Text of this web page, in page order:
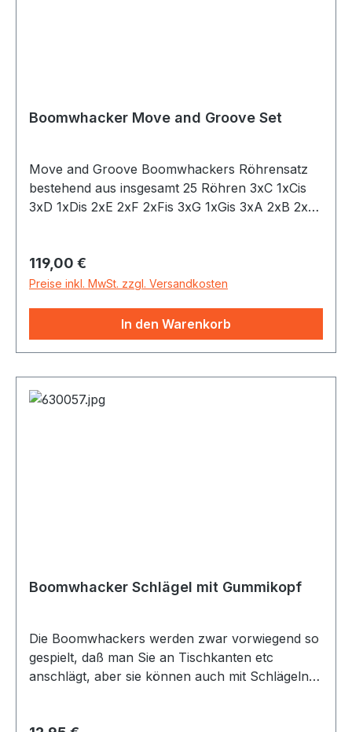
Boomwhacker Move and Groove Set
Move and Groove Boomwhackers Röhrensatz
bestehend aus insgesamt 25 Röhren 3xC 1xCis
3xD 1xDis 2xE 2xF 2xFis 3xG 1xGis 3xA 2xB 2xH
Regulärer Preis:
119,00 €
Preise inkl. MwSt. zzgl. Versandkosten
In den Warenkorb
Boomwhacker Schlägel mit Gummikopf
Die Boomwhackers werden zwar vorwiegend so
gespielt, daß man Sie an Tischkanten etc
anschlägt, aber sie können auch mit Schlägeln